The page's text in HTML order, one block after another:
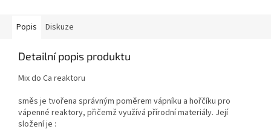
Popis Diskuze
Detailní popis produktu
Mix do Ca reaktoru
směs je tvořena správným poměrem vápníku a hořčíku pro
vápenné reaktory, přičemž využívá přírodní materiály. Její
složení je :